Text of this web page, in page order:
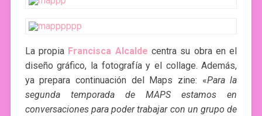
La propia Francisca Alcalde centra su obra en el
diseño gráfico, la fotografía y el collage. Además,
ya prepara continuación del Maps zine: «Para la
segunda temporada de MAPS estamos en
conversaciones para poder trabajar con un grupo de